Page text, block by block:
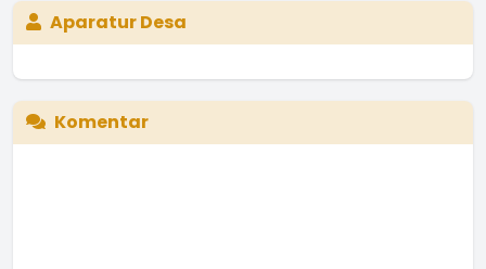
Aparatur Desa
Komentar